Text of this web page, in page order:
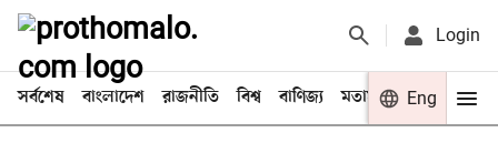
Login
সর্বশেষ বাংলাদেশ রাজনীতি বিশ্ব বাণিজ্য মতামত খেলা
Eng